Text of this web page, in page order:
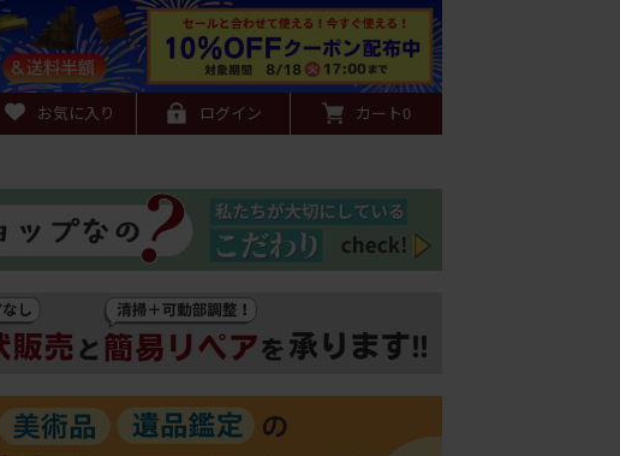
お気に入り ログイン カート0